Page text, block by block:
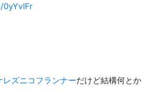
0yYvIFr
レズニコフランナーだけど結構何とか